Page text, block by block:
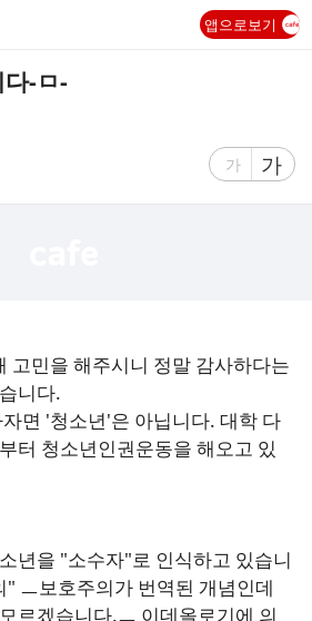
앱으로보기
-ㅁ-
글
가
글
자
가
고민을 해주시니 정말 감사하다는
니다.
면 '청소년'은 아닙니다. 대학 다
터 청소년인권운동을 해오고 있
년을 "소수자"로 인식하고 있습니
ㅡ보호주의가 번역된 개념인데
르겠습니다.ㅡ 이데올로기에 의